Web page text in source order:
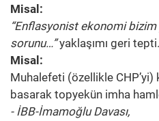
Misal:
“Enflasyonist ekonomi
sorunu…”yaklaşımı geri tepti.
Misal:
Muhalefeti (özellikle
basarak topyekün imha
- İBB-İmamoğlu Davası,